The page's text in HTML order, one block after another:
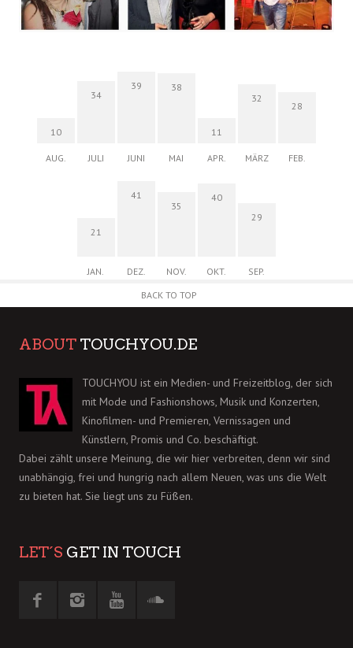
10
AUG.
34
JULI
39
JUNI
38
MAI
11
APR.
32
MÄRZ
28
FEB.
21
JAN.
41
DEZ.
35
NOV.
40
OKT.
29
SEP.
BACK TO TOP
ABOUT TOUCHYOU.DE
TOUCHYOU ist ein Medien- und Freizeitblog, der sich
mit Mode und Fashionshows, Musik und Konzerten,
Kinofilmen- und Premieren, Vernissagen und
Künstlern, Promis und Co. beschäftigt.
Dabei zählt unsere Meinung, die wir hier verbreiten, denn wir sind
unabhängig, frei und hungrig nach allem Neuen, was uns die Welt
zu bieten hat. Sie liegt uns zu Füßen.
LET´S GET IN TOUCH